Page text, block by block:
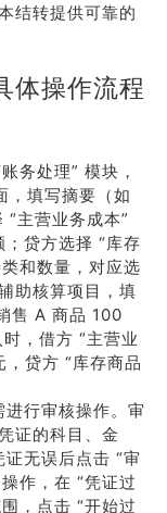
结转提供可靠的
体操作流程
务处理” 模块，
，填写摘要（如
“主营业务成本”
贷方选择 “库存
和数量，对应选
助核算项目，填
售 A 商品 100
，借方 “主营业
贷方 “库存商品
进行审核操作。审
证的科目、金
无误后点击 “审
作，在 “凭证过
，点击 “开始过